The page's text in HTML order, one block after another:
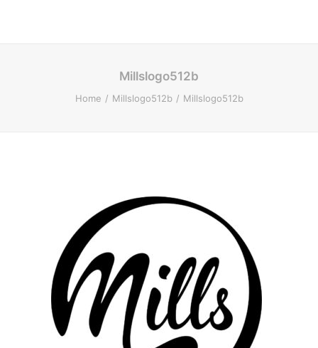
Millslogo512b
Home Millslogo512b Millslogo512b